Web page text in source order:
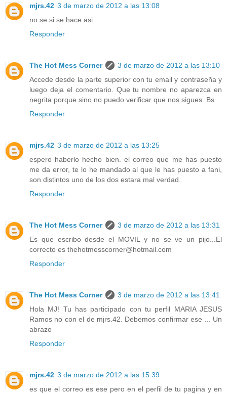
mjrs.42 3 de marzo de 2012 a las 13:08
no se si se hace asi.
Responder
The Hot Mess Corner
3 de marzo de 2012 a las 13:10
Accede desde la parte superior con tu email y contraseña y
luego deja el comentario. Que tu nombre no aparezca en
negrita porque sino no puedo verificar que nos sigues. Bs
Responder
mjrs.42 3 de marzo de 2012 a las 13:25
espero haberlo hecho bien. el correo que me has puesto
me da error, te lo he mandado al que le has puesto a fani,
son distintos uno de los dos estara mal verdad.
Responder
The Hot Mess Corner
3 de marzo de 2012 a las 13:31
Es que escribo desde el MOVIL y no se ve un pijo...El
correcto es thehotmesscorner@hotmail.com
Responder
The Hot Mess Corner
3 de marzo de 2012 a las 13:41
Hola MJ! Tu has participado con tu perfil MARIA JESUS
Ramos no con el de mjrs.42. Debemos confirmar ese ... Un
abrazo
Responder
mjrs.42 3 de marzo de 2012 a las 15:39
es que el correo es ese pero en el perfil de tu pagina y en